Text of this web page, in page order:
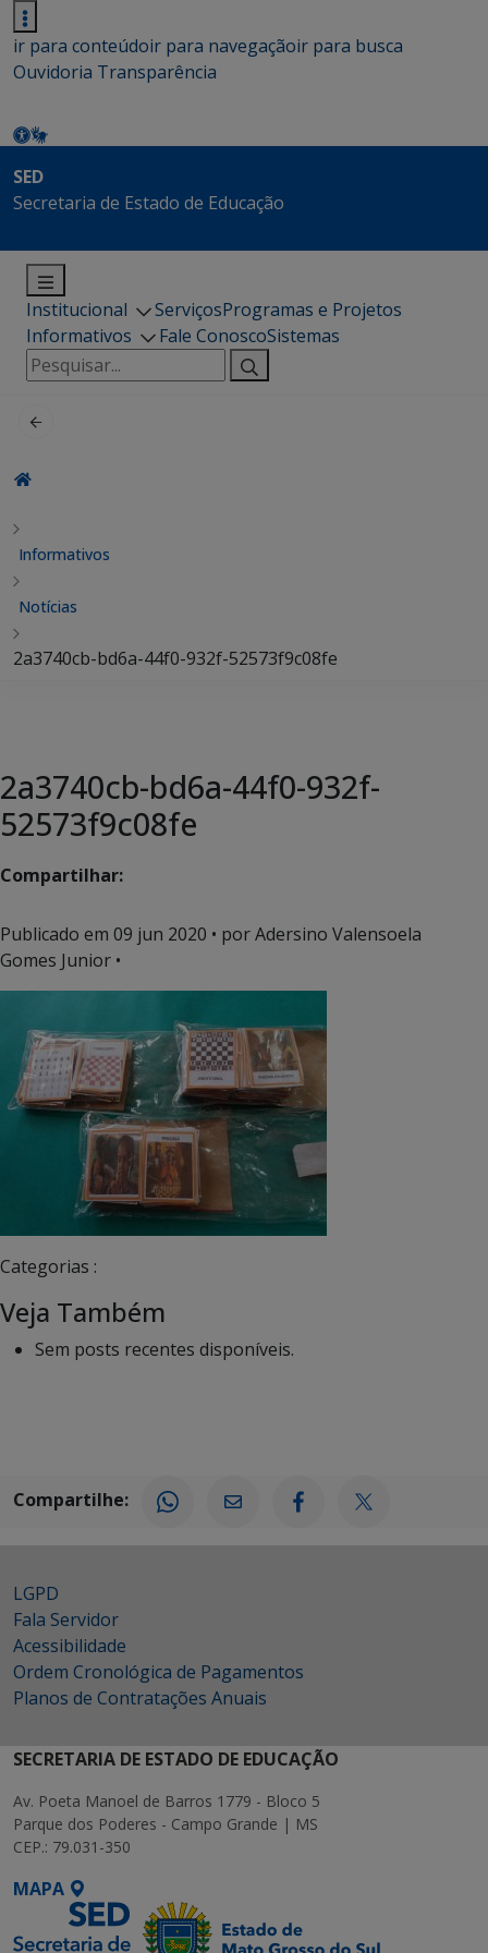
ir para conteúdoir para navegaçãoir para busca
Ouvidoria Transparência
SED
Secretaria de Estado de Educação
Institucional ServiçosProgramas e Projetos
Informativos
Fale ConoscoSistemas
Pesquisar
por:
Informativos
Notícias
2a3740cb-bd6a-44f0-932f-52573f9c08fe
2a3740cb-bd6a-44f0-932f-
52573f9c08fe
Compartilhar:
Publicado em 09 jun 2020 • por Adersino Valensoela
Gomes Junior •
Categorias :
Veja Também
Sem posts recentes disponíveis.
Compartilhe:
LGPD
Fala Servidor
Acessibilidade
Ordem Cronológica de Pagamentos
Planos de Contratações Anuais
SECRETARIA DE ESTADO DE EDUCAÇÃO
Av. Poeta Manoel de Barros 1779 - Bloco 5
Parque dos Poderes - Campo Grande | MS
CEP.: 79.031-350
MAPA